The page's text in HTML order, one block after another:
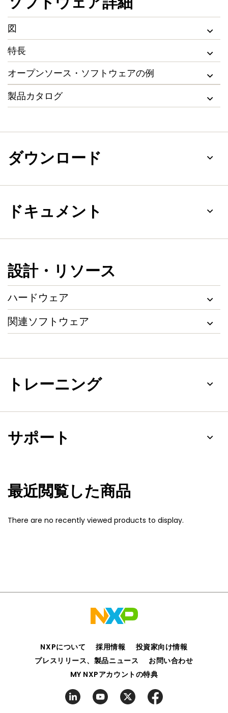
図
特長
オープンソース・ソフトウェアの例
製品カタログ
ダウンロード
ドキュメント
設計・リソース
ハードウェア
関連ソフトウェア
トレーニング
サポート
最近閲覧した商品
There are no recently viewed products to display.
NXPについて 採用情報
投資家向け情報
プレスリリース、製品ニュース
お問い合わせ
MY NXPアカウントの特典